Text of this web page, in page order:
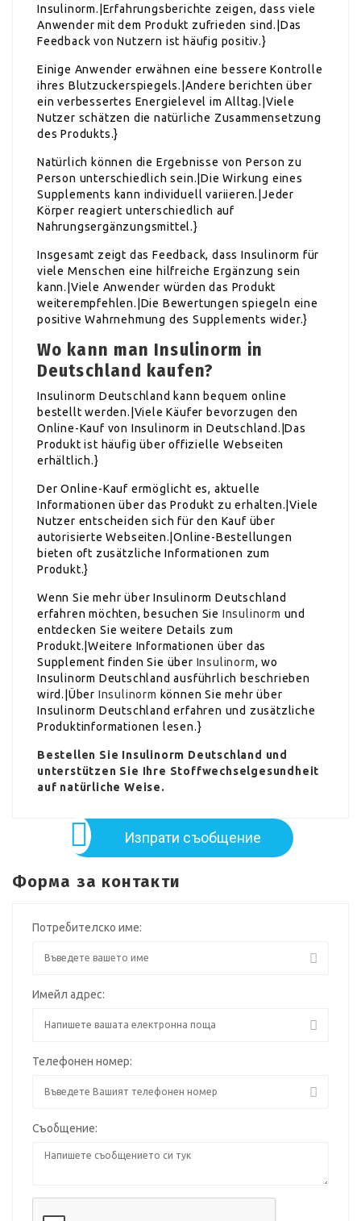
Insulinorm.|Erfahrungsberichte zeigen, dass viele
Anwender mit dem Produkt zufrieden sind.|Das
Feedback von Nutzern ist häufig positiv.}
Einige Anwender erwähnen eine bessere Kontrolle
ihres Blutzuckerspiegels.|Andere berichten über
ein verbessertes Energielevel im Alltag.|Viele
Nutzer schätzen die natürliche Zusammensetzung
des Produkts.}
Natürlich können die Ergebnisse von Person zu
Person unterschiedlich sein.|Die Wirkung eines
Supplements kann individuell variieren.|Jeder
Körper reagiert unterschiedlich auf
Nahrungsergänzungsmittel.}
Insgesamt zeigt das Feedback, dass Insulinorm für
viele Menschen eine hilfreiche Ergänzung sein
kann.|Viele Anwender würden das Produkt
weiterempfehlen.|Die Bewertungen spiegeln eine
positive Wahrnehmung des Supplements wider.}
Wo kann man Insulinorm in
Deutschland kaufen?
Insulinorm Deutschland kann bequem online
bestellt werden.|Viele Käufer bevorzugen den
Online-Kauf von Insulinorm in Deutschland.|Das
Produkt ist häufig über offizielle Webseiten
erhältlich.}
Der Online-Kauf ermöglicht es, aktuelle
Informationen über das Produkt zu erhalten.|Viele
Nutzer entscheiden sich für den Kauf über
autorisierte Webseiten.|Online-Bestellungen
bieten oft zusätzliche Informationen zum
Produkt.}
Wenn Sie mehr über Insulinorm Deutschland
erfahren möchten, besuchen Sie Insulinorm und
entdecken Sie weitere Details zum
Produkt.|Weitere Informationen über das
Supplement finden Sie über Insulinorm, wo
Insulinorm Deutschland ausführlich beschrieben
wird.|Über Insulinorm können Sie mehr über
Insulinorm Deutschland erfahren und zusätzliche
Produktinformationen lesen.}
Bestellen Sie Insulinorm Deutschland und
unterstützen Sie Ihre Stoffwechselgesundheit
auf natürliche Weise.
Изпрати съобщение
Форма за контакти
Потребителско име:
Имейл адрес:
Телефонен номер:
Съобщение: